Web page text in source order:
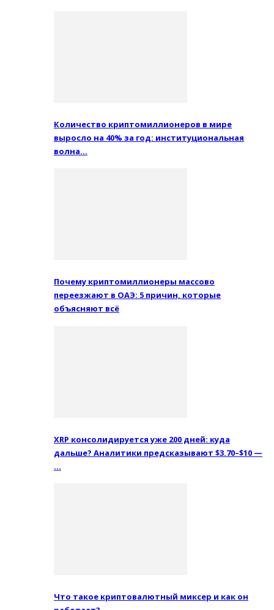
Количество криптомиллионеров в мире
выросло на 40% за год: институциональная
волна…
Почему криптомиллионеры массово
переезжают в ОАЭ: 5 причин, которые
объясняют всё
XRP консолидируется уже 200 дней: куда
дальше? Аналитики предсказывают $3.70–$10 —
…
Что такое криптовалютный миксер и как он